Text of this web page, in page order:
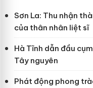
Sơn La: Thu nhận
của thân nhân liệt sĩ
Hà Tĩnh dẫn đầu
Tây nguyên
Phát động phong